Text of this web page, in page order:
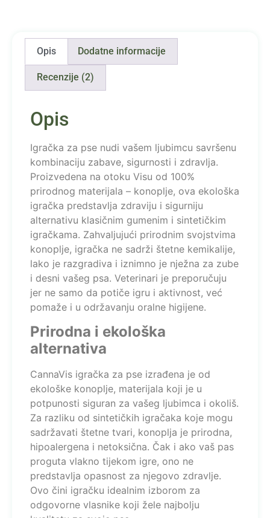
Opis Dodatne informacije
Recenzije (2)
Opis
Igračka za pse nudi vašem ljubimcu savršenu
kombinaciju zabave, sigurnosti i zdravlja.
Proizvedena na otoku Visu od 100%
prirodnog materijala – konoplje, ova ekološka
igračka predstavlja zdraviju i sigurniju
alternativu klasičnim gumenim i sintetičkim
igračkama. Zahvaljujući prirodnim svojstvima
konoplje, igračka ne sadrži štetne kemikalije,
lako je razgradiva i iznimno je nježna za zube
i desni vašeg psa. Veterinari je preporučuju
jer ne samo da potiče igru i aktivnost, već
pomaže i u održavanju oralne higijene.
Prirodna i ekološka
alternativa
CannaVis igračka za pse izrađena je od
ekološke konoplje, materijala koji je u
potpunosti siguran za vašeg ljubimca i okoliš.
Za razliku od sintetičkih igračaka koje mogu
sadržavati štetne tvari, konoplja je prirodna,
hipoalergena i netoksična. Čak i ako vaš pas
proguta vlakno tijekom igre, ono ne
predstavlja opasnost za njegovo zdravlje.
Ovo čini igračku idealnim izborom za
odgovorne vlasnike koji žele najbolju